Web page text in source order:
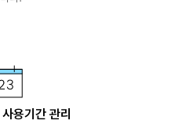
용기간 관리